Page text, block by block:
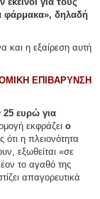
φάρμακα», δηλαδή
και η εξαίρεση αυτή
ΕΠΙΒΑΡΥΝΣΗ
25 ευρώ για
εκφράζει ο
ότι η πλειονότητα
εξωθείται «σε
το αγαθό της
απαγορευτικά